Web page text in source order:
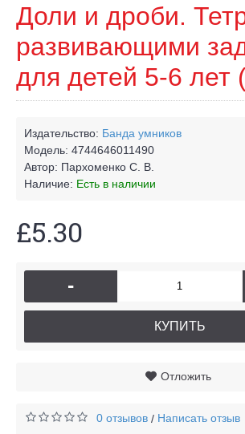
Доли и дроби.
развивающими
для детей 5-6 лет
Издательство: Банда умников
Модель: 4744646011490
Автор: Пархоменко С. В.
Наличие: Есть в наличии
£5.30
-
КУПИТЬ
Отложить
0 отзывов / Написать отзыв